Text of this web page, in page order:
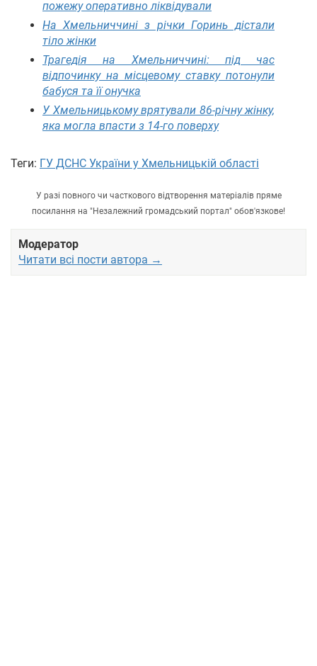
пожежу оперативно ліквідували
На Хмельниччині з річки Горинь дістали
тіло жінки
Трагедія на Хмельниччині: під час
відпочинку на місцевому ставку потонули
бабуся та її онучка
У Хмельницькому врятували 86-річну жінку,
яка могла впасти з 14-го поверху
Теги: ГУ ДСНС України у Хмельницькій області
У разі повного чи часткового відтворення матеріалів пряме
посилання на "Незалежний громадський портал" обов'язкове!
Модератор
Читати всі пости автора →